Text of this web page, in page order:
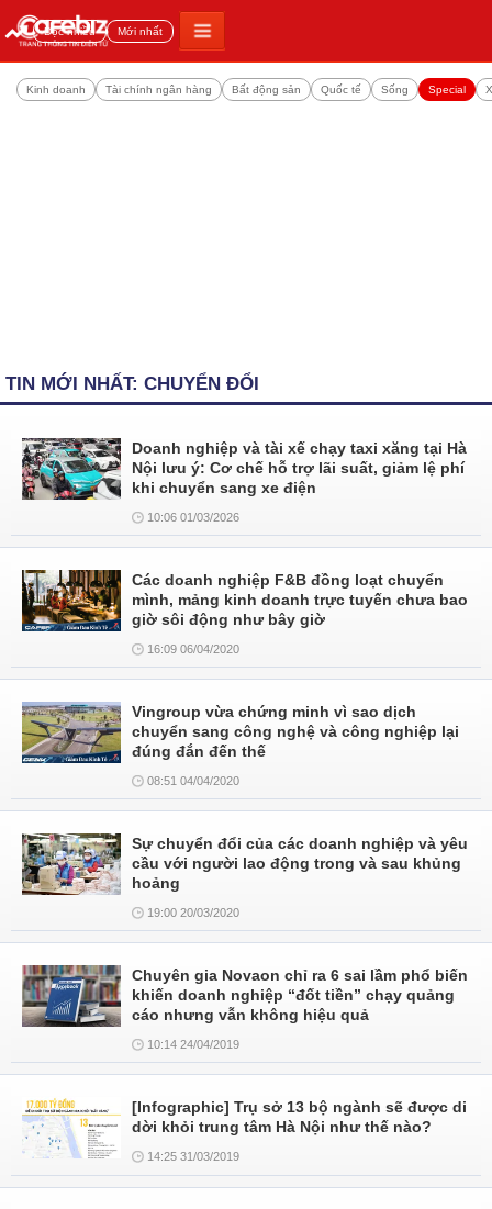
Đọc nhiều Mới nhất
Kinh doanh Tài chính ngân hàng Bất động sản Quốc tế Sống Special
TIN MỚI NHẤT: CHUYỂN ĐỔI
Doanh nghiệp và tài xế chạy taxi xăng tại Hà
Nội lưu ý: Cơ chế hỗ trợ lãi suất, giảm lệ phí
khi chuyển sang xe điện
10:06 01/03/2026
Các doanh nghiệp F&B đồng loạt chuyển
mình, mảng kinh doanh trực tuyến chưa bao
giờ sôi động như bây giờ
16:09 06/04/2020
Vingroup vừa chứng minh vì sao dịch
chuyển sang công nghệ và công nghiệp lại
đúng đắn đến thế
08:51 04/04/2020
Sự chuyển đổi của các doanh nghiệp và yêu
cầu với người lao động trong và sau khủng
hoảng
19:00 20/03/2020
Chuyên gia Novaon chỉ ra 6 sai lầm phổ biến
khiến doanh nghiệp “đốt tiền” chạy quảng
cáo nhưng vẫn không hiệu quả
10:14 24/04/2019
[Infographic] Trụ sở 13 bộ ngành sẽ được di
dời khỏi trung tâm Hà Nội như thế nào?
14:25 31/03/2019